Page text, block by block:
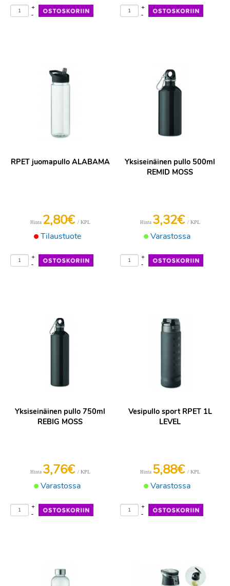
-
+
-
+
RPET juomapullo ALABAMA
Tilaustuote
Hinta 2,80€ / KPL
-
+
Yksiseinäinen pullo 500ml
REMID MOSS
Varastossa
Hinta 3,32€ / KPL
-
+
Yksiseinäinen pullo 750ml
REBIG MOSS
Varastossa
Hinta 3,76€ / KPL
-
+
Vesipullo sport RPET 1L
LEVEL
Varastossa
Hinta 5,88€ / KPL
-
+